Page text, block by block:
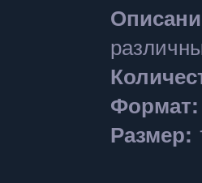
Формат:
Размер: